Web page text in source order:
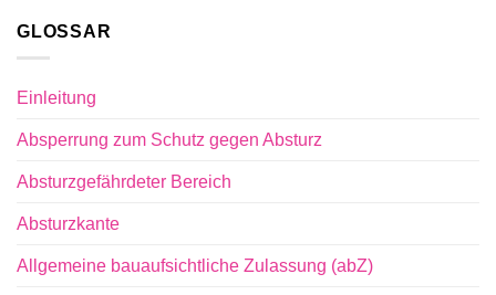
GLOSSAR
Einleitung
Absperrung zum Schutz gegen Absturz
Absturzgefährdeter Bereich
Absturzkante
Allgemeine bauaufsichtliche Zulassung (abZ)